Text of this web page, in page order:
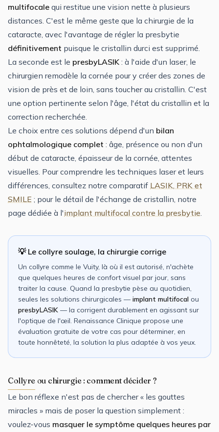
multifocale qui restitue une vision nette à plusieurs
distances. C'est le même geste que la chirurgie de la
cataracte, avec l'avantage de régler la presbytie
définitivement puisque le cristallin durci est supprimé.
La seconde est le presbyLASIK : à l'aide d'un laser, le
chirurgien remodèle la cornée pour y créer des zones de
vision de près et de loin, sans toucher au cristallin. C'est
une option pertinente selon l'âge, l'état du cristallin et la
correction recherchée.
Le choix entre ces solutions dépend d'un bilan
ophtalmologique complet : âge, présence ou non d'un
début de cataracte, épaisseur de la cornée, attentes
visuelles. Pour comprendre les techniques laser et leurs
différences, consultez notre comparatif LASIK, PRK et
SMILE ; pour le détail de l'échange de cristallin, notre
page dédiée à l'implant multifocal contre la presbytie
💡 Le collyre soulage, la chirurgie corrige
Un collyre comme le Vuity, là où il est autorisé, n'achète
que quelques heures de confort visuel par jour, sans
traiter la cause. Quand la presbytie pèse au quotidien,
seules les solutions chirurgicales —implant multifocal ou
presbyLASIK — la corrigent durablement en agissant sur
l'optique de l'œil. Renaissance Clinique propose une
évaluation gratuite de votre cas pour déterminer, en
toute honnêteté, la solution la plus adaptée à vos yeux.
Collyre ou chirurgie : comment décider ?
Le bon réflexe n'est pas de chercher « les gouttes
miracles » mais de poser la question simplement :
voulez-vous masquer le symptôme quelques heures par